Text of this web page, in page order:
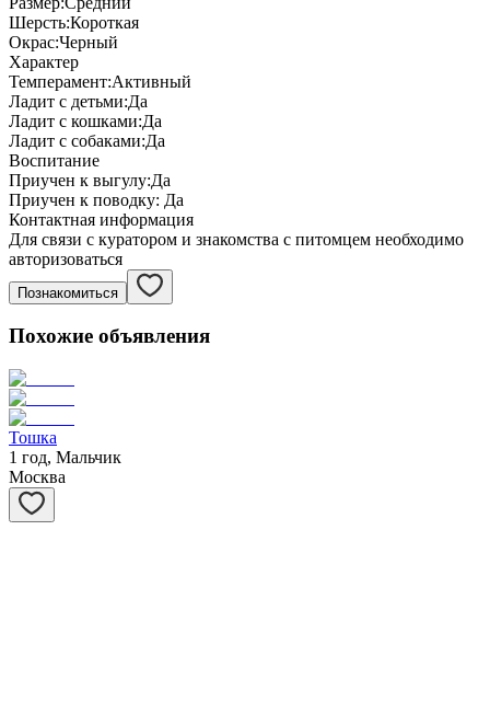
Шерсть:Короткая
Окрас:Черный
Характер
Темперамент:Активный
Ладит с детьми:Да
Ладит с кошками:Да
Ладит с собаками:Да
Воспитание
Приучен к выгулу:Да
Приучен к поводку: Да
Контактная информация
Для связи с куратором и знакомства с питомцем необходимо
авторизоваться
Познакомиться
Похожие объявления
Тошка
1 год, Мальчик
Москва